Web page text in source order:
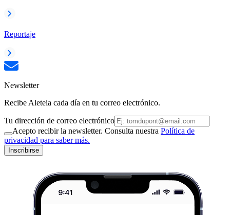
Reportaje
Newsletter
Recibe Aleteia cada día en tu correo electrónico.
Tu dirección de correo electrónico
Acepto recibir la newsletter. Consulta nuestra Política de
privacidad para saber más.
Inscribirse